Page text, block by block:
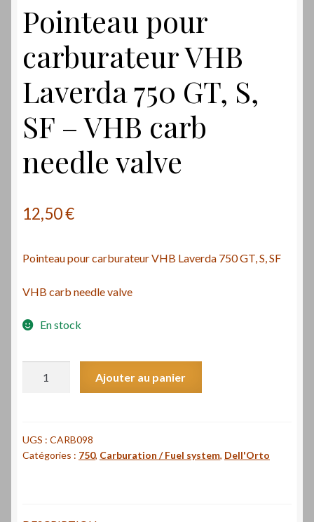
Pointeau pour
carburateur VHB
Laverda 750 GT, S,
SF – VHB carb
needle valve
12,50€
Pointeau pour carburateur VHB Laverda 750 GT, S, SF
VHB carb needle valve
En stock
carburateur
VHB
Ajouter au panier
UGS : CARB098
Catégories : 750, Carburation / Fuel system, Dell'Orto